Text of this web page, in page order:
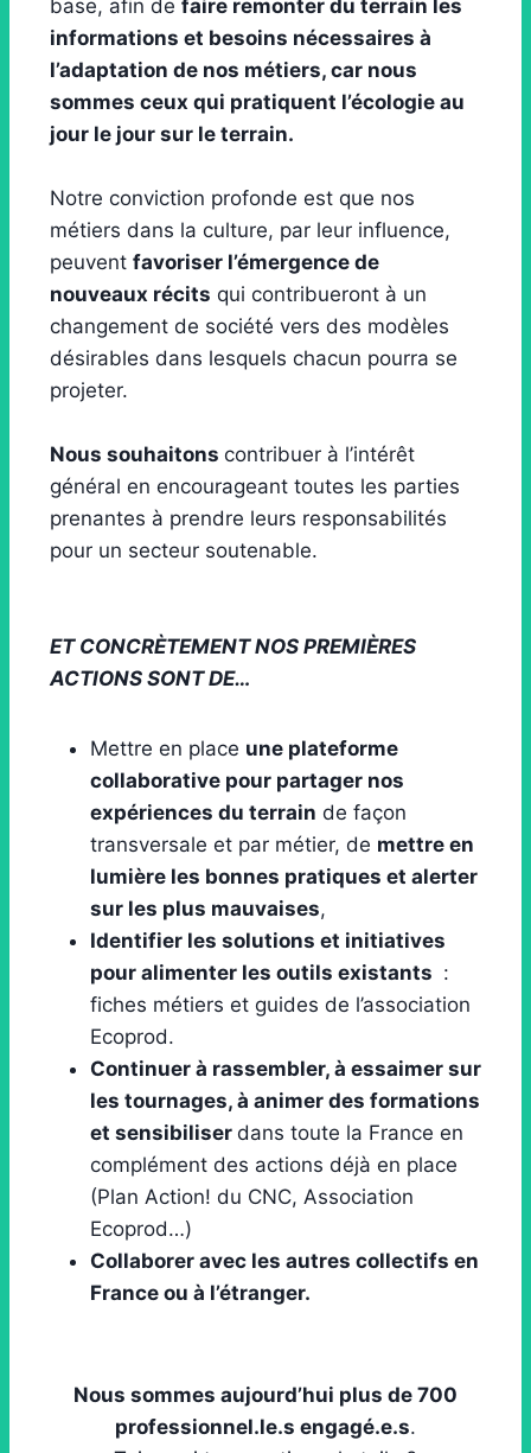
base, afin de faire remonter du terrain les
informations et besoins nécessaires à
l’adaptation de nos métiers, car nous
sommes ceux qui pratiquent l’écologie au
jour le jour sur le terrain.
Notre conviction profonde est que nos
métiers dans la culture, par leur influence,
peuvent favoriser l’émergence de
nouveaux récits qui contribueront à un
changement de société vers des modèles
désirables dans lesquels chacun pourra se
projeter.
Nous souhaitons contribuer à l’intérêt
général en encourageant toutes les parties
prenantes à prendre leurs responsabilités
pour un secteur soutenable.
ET CONCRÈTEMENT NOS PREMIÈRES
ACTIONS SONT DE…
Mettre en place une plateforme
collaborative pour partager nos
expériences du terrain de façon
transversale et par métier, de mettre en
lumière les bonnes pratiques et alerter
sur les plus mauvaises,
Identifier les solutions et initiatives
pour alimenter les outils existants :
fiches métiers et guides de l’association
Ecoprod.
Continuer à rassembler, à essaimer sur
les tournages, à animer des formations
et sensibiliser dans toute la France en
complément des actions déjà en place
(Plan Action! du CNC, Association
Ecoprod…)
Collaborer avec les autres collectifs en
France ou à l’étranger.
Nous sommes aujourd’hui plus de 700
professionnel.le.s engagé.e.s.